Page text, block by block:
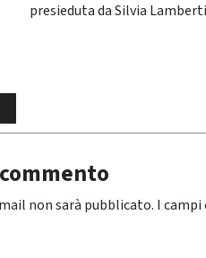
presieduta da Silvia
non sarà pubblicato. I